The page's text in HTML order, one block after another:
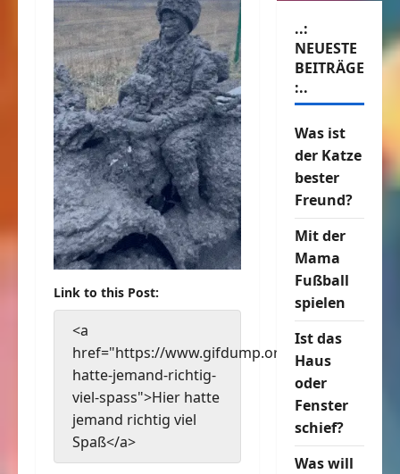
Link to this Post:
<a
href="https://www.gifdump.org/hier-
hatte-jemand-richtig-
viel-spass">Hier hatte
jemand richtig viel
Spaß</a>
..:
NEUESTE
BEITRÄGE
:..
Was ist
der Katze
bester
Freund?
Mit der
Mama
Fußball
spielen
Ist das
Haus
oder
Fenster
schief?
Was will